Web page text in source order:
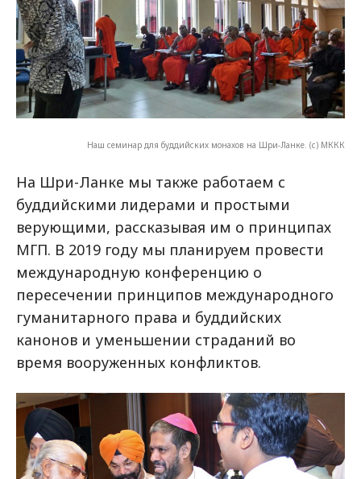
Наш семинар для буддийских монахов на Шри-Ланке. (с) МККК
На Шри-Ланке мы также работаем с
буддийскими лидерами и простыми
верующими, рассказывая им о принципах
МГП. В 2019 году мы планируем провести
международную конференцию о
пересечении принципов международного
гуманитарного права и буддийских
канонов и уменьшении страданий во
время вооруженных конфликтов.